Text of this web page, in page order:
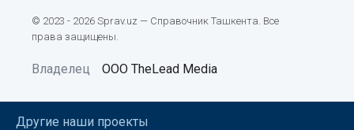
© 2023 - 2026 Sprav.uz — Справочник Ташкента. Все
права защищены.
Владелец ООО TheLead Media
Другие наши проекты